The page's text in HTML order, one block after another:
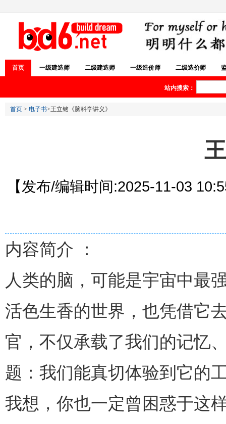
首页 一级建造师 二级建造师 一级造价师 二级造价师
站内搜索：
首页 > 电子书>王立铭《脑科学讲义》
【发布/编辑时间:2025-11-03
内容简介 ：
人类的脑，可能是宇宙中最
活色生香的世界，也凭借它
官，不仅承载了我们的记忆
题：我们能真切体验到它的
我想，你也一定曾困惑于这